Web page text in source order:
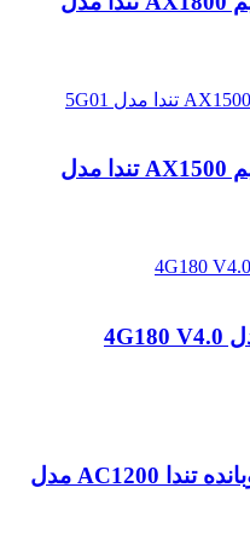
مودم روتر 5G NR بی سیم AX1500 تندا مدل
مودم 4G LTE Router دوبانده تندا AC1200 مدل